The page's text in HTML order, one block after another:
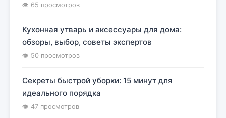
👁 65 просмотров
Кухонная утварь и аксессуары для дома:
обзоры, выбор, советы экспертов
👁 50 просмотров
Секреты быстрой уборки: 15 минут для
идеального порядка
👁 47 просмотров